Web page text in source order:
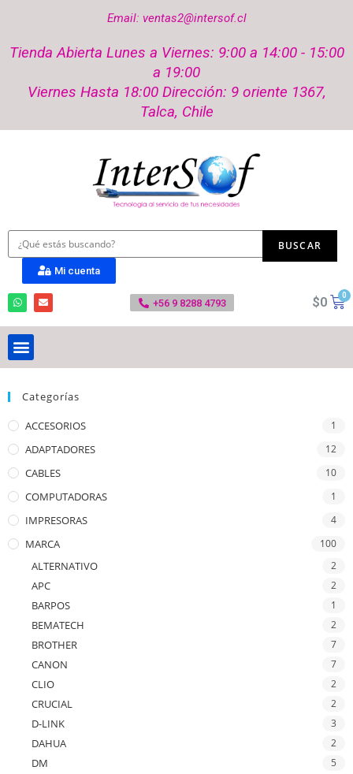
Email: ventas2@intersof.cl
Tienda Abierta Lunes a Viernes: 9:00 a 14:00 - 15:00
a 19:00
Viernes Hasta 18:00 Dirección: 9 oriente 1367,
Talca, Chile
Mi cuenta
+56 9 8288 4793 $0
Categorías
ACCESORIOS 1
ADAPTADORES 12
CABLES 10
COMPUTADORAS 1
IMPRESORAS 4
MARCA 100
ALTERNATIVO 2
APC 2
BARPOS 1
BEMATECH 2
BROTHER 7
CANON 7
CLIO 2
CRUCIAL 2
D-LINK 3
DAHUA 2
DM 5